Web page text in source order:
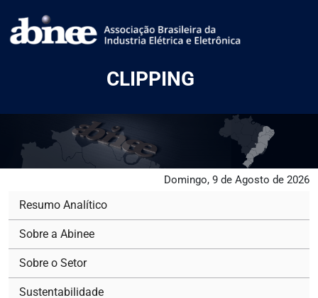
CLIPPING
Domingo, 9 de Agosto de 2026
Resumo Analítico
Sobre a Abinee
Sobre o Setor
Sustentabilidade